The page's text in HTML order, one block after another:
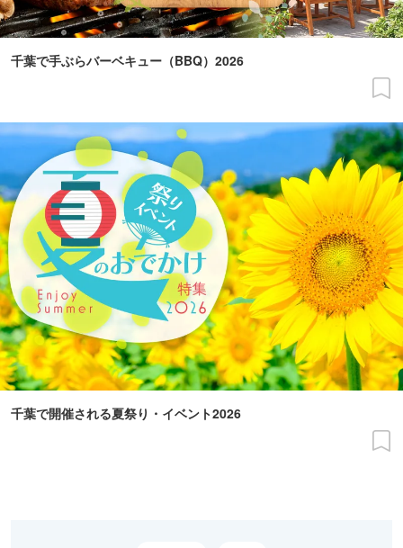
千葉で手ぶらバーベキュー（BBQ）2026
千葉で開催される夏祭り・イベント2026